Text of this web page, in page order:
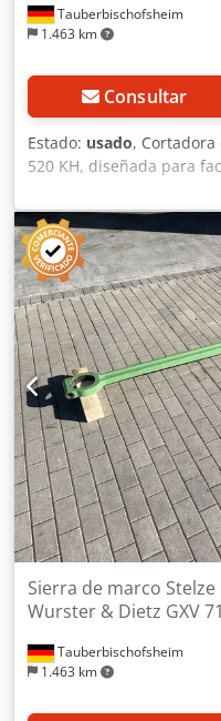
Tauberbischofsheim
1.463 km
Consultar
Estado: usado, Cortadora
520 KH, diseñada para
cortar troncos
semiprofesional. Su
permiten trabajar de
reducidos. Ideal para la
técnicos: Csdpfxozrx E
toneladas - Longitud
Diámetro máximo del
eléctrico, 230 V - Peso:
Tauberbischofsheim
1.463 km
Sierra de marco
Wurster & Dietz GXV